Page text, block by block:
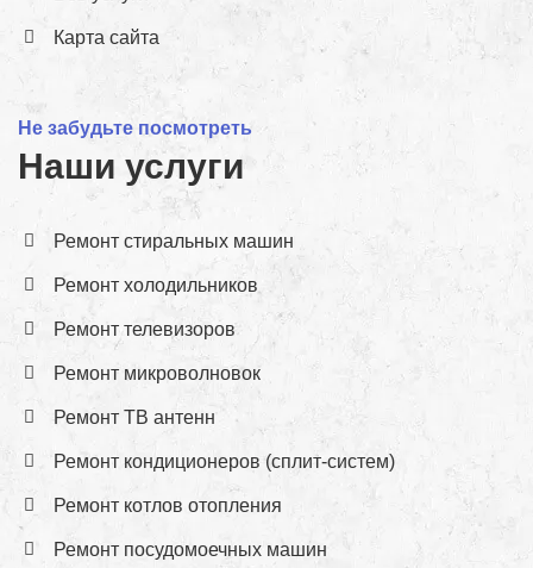
Карта сайта
Не забудьте посмотреть
Наши услуги
Ремонт стиральных машин
Ремонт холодильников
Ремонт телевизоров
Ремонт микроволновок
Ремонт ТВ антенн
Ремонт кондиционеров (сплит-систем)
Ремонт котлов отопления
Ремонт посудомоечных машин